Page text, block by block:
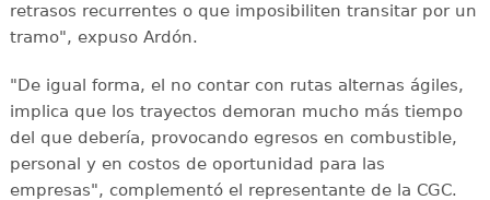
retrasos recurrentes o que imposibiliten transitar por un
tramo", expuso Ardón.
"De igual forma, el no contar con rutas alternas ágiles,
implica que los trayectos demoran mucho más tiempo
del que debería, provocando egresos en combustible,
personal y en costos de oportunidad para las
empresas", complementó el representante de la CGC.